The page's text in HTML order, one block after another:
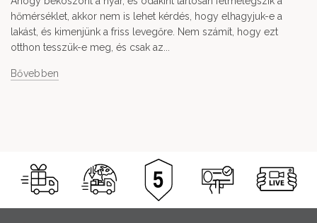
hőmérséklet, akkor nem is lehet kérdés, hogy elhagyjuk-e a
lakást, és kimenjünk a friss levegőre. Nem számít, hogy ezt
otthon tesszük-e meg, és csak az...
Bővebben